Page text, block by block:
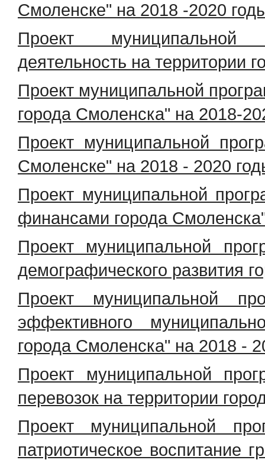
Смоленске" на 2018 -2020
Проект муниципальной
деятельность на территории
Проект муниципальной
города Смоленска" на 2018-
Проект муниципальной
Смоленске" на 2018 - 2020
Проект муниципальной
финансами города
Проект муниципальной
демографического развития
Проект муниципальной
эффективного
города Смоленска" на 2018 -
Проект муниципальной
перевозок на территории
Проект муниципальной
патриотическое воспитание